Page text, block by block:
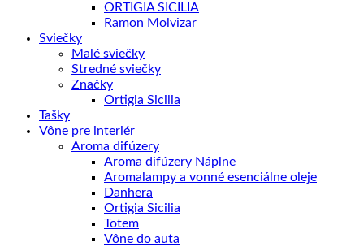
ORTIGIA SICILIA
Ramon Molvizar
Sviečky
Malé sviečky
Stredné sviečky
Značky
Ortigia Sicilia
Tašky
Vône pre interiér
Aroma difúzery
Aroma difúzery Náplne
Aromalampy a vonné esenciálne oleje
Danhera
Ortigia Sicilia
Totem
Vône do auta